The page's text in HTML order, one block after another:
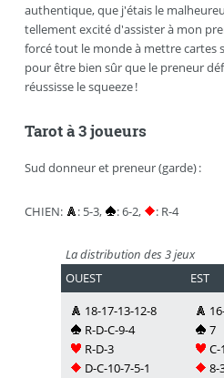
authentique, que j'étais le
tellement excité d'assister à mon
forcé tout le monde à mettre cartes
pour être bien sûr que le preneur
réussisse le squeeze !
Tarot à 3 joueurs
Sud donneur et preneur (garde) :
CHIEN: : 5-3, : 6-2, : R-4
La distribution des 3 jeux
OUEST
EST
18​-17-13-12-8
R-D-C-9-4
R-D-3
D-C-10-7-5-1
7
C-
8-